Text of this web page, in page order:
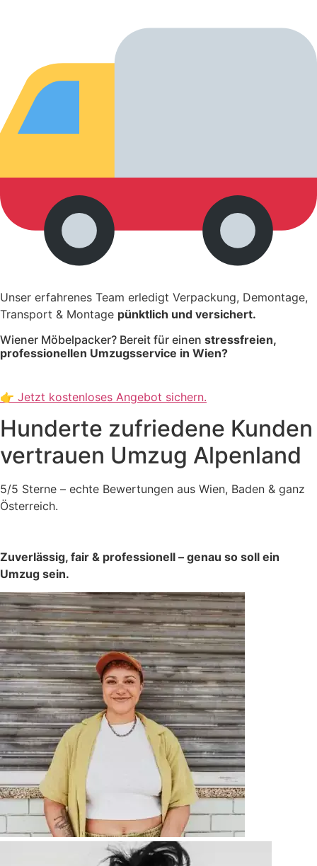
Unser erfahrenes Team erledigt Verpackung, Demontage,
Transport & Montage pünktlich und versichert.
Wiener Möbelpacker? Bereit für einen stressfreien,
professionellen Umzugsservice in Wien?
👉 Jetzt kostenloses Angebot sichern.
Hunderte zufriedene Kunden
vertrauen Umzug Alpenland
5/5 Sterne – echte Bewertungen aus Wien, Baden & ganz
Österreich.
Zuverlässig, fair & professionell – genau so soll ein
Umzug sein.